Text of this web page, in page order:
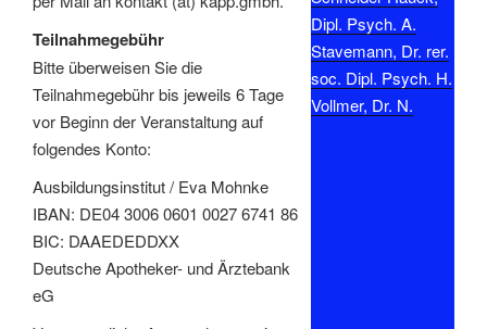
Teilnahmegebühr
Bitte überweisen Sie die
Teilnahmegebühr bis jeweils 6 Tage
vor Beginn der Veranstaltung auf
folgendes Konto:
Ausbildungsinstitut / Eva Mohnke
IBAN: DE04 3006 0601 0027 6741 86
BIC: DAAEDEDDXX
Deutsche Apotheker- und Ärztebank
eG
Dipl. Psych. A.
Stavemann, Dr. rer.
soc. Dipl. Psych. H.
Vollmer, Dr. N.